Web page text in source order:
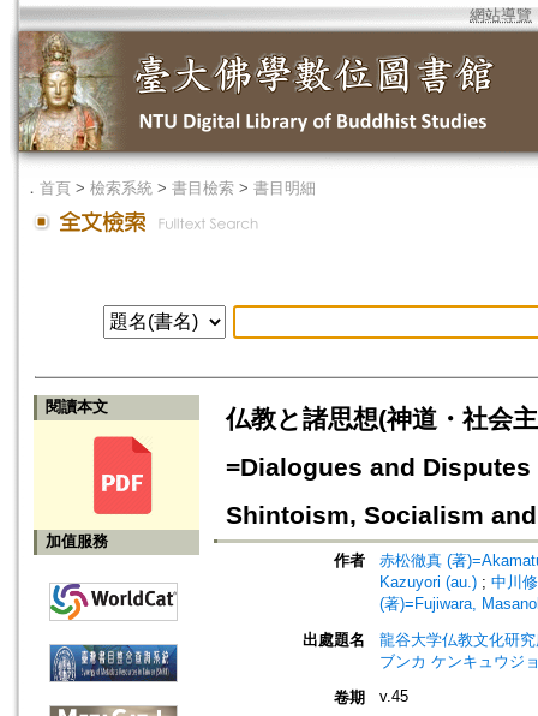
網站導覽
． 首頁 > 檢索系統 > 書目檢索 > 書目明細
閱讀本文
加值服務
仏教と諸思想(神道・社会
=Dialogues and
Shintoism, Socialism
作者
赤松徹真 (著
Kazuyori (au.) ; 中川
(著)=Fujiwara,
出處題名
龍谷大学仏教文化研
ブンカ ケンキュウジ
卷期
v.45